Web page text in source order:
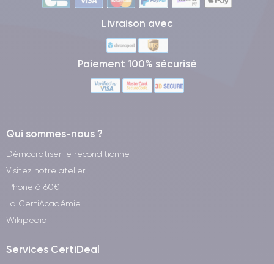
Livraison avec
Paiement 100% sécurisé
Qui sommes-nous ?
Démocratiser le reconditionné
Visitez notre atelier
iPhone à 60€
La CertiAcadémie
Wikipedia
Services CertiDeal